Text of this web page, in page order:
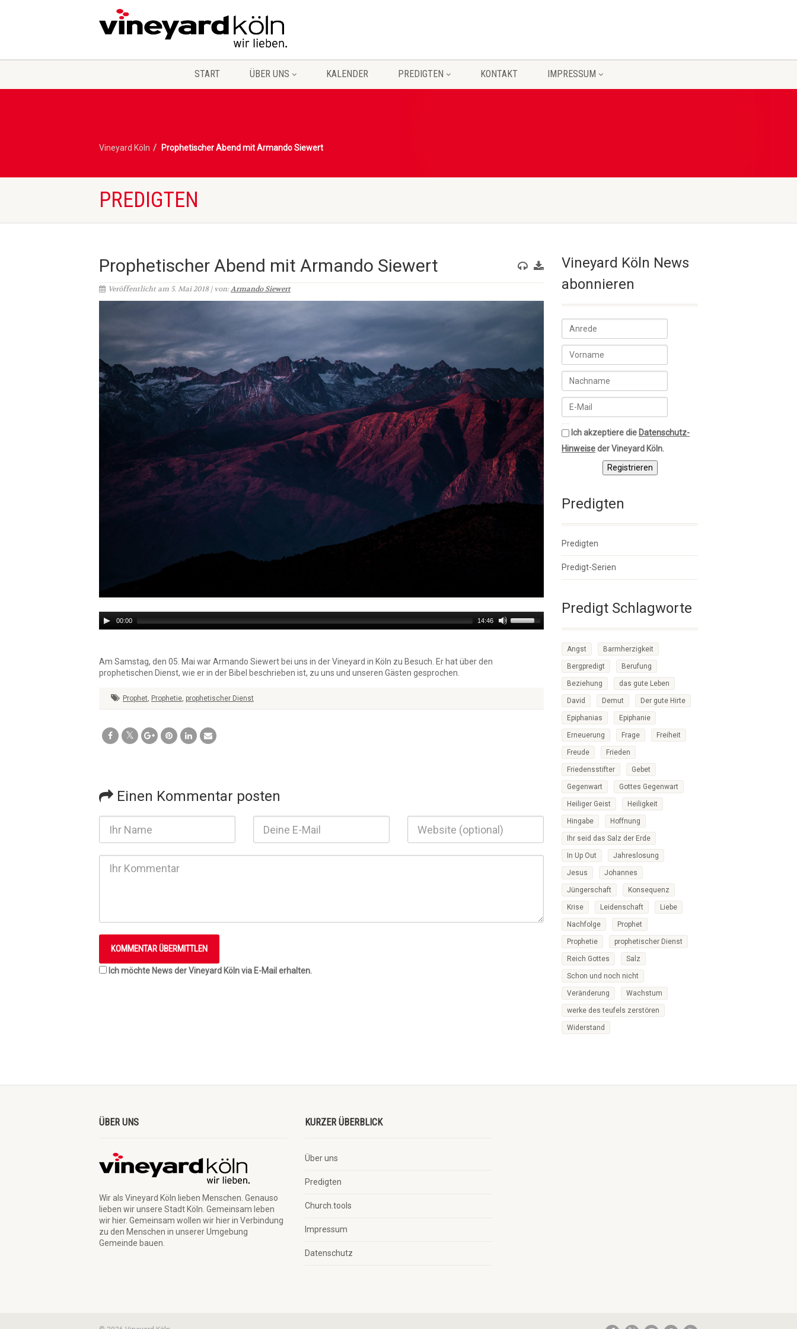
START ÜBER UNS KALENDER PREDIGTEN KONTAKT IMPRESSUM
Vineyard Köln Prophetischer Abend mit Armando Siewert
PREDIGTEN
Prophetischer Abend mit Armando Siewert
Veröffentlicht am 5. Mai 2018 | von:Armando Siewert
Audio
Player
00:00 14:46
Use
Up/Down
volume.
Am Samstag, den 05. Mai war Armando Siewert bei uns in der Vineyard in Köln zu Besuch. Er hat über den
prophetischen Dienst, wie er in der Bibel beschrieben ist, zu uns und unseren Gästen gesprochen.
Prophet, Prophetie, prophetischer Dienst
Einen Kommentar posten
Ich möchte News der Vineyard Köln via E-Mail erhalten.
Vineyard Köln News
abonnieren
Ich akzeptiere die Datenschutz-
Hinweiseder Vineyard Köln.
Registrieren
Predigten
Predigten
Predigt-Serien
Predigt Schlagworte
Angst Barmherzigkeit
Bergpredigt Berufung
Beziehung das gute Leben
David Demut Der gute Hirte
Epiphanias Epiphanie
Erneuerung Frage Freiheit
Freude Frieden
Friedensstifter Gebet
Gegenwart Gottes Gegenwart
Heiliger Geist Heiligkeit
Hingabe Hoffnung
Ihr seid das Salz der Erde
In Up Out Jahreslosung
Jesus Johannes
Jüngerschaft Konsequenz
Krise Leidenschaft Liebe
Nachfolge Prophet
Prophetie prophetischer Dienst
Reich Gottes Salz
Schon und noch nicht
Veränderung Wachstum
werke des teufels zerstören
Widerstand
ÜBER UNS
Wir als Vineyard Köln lieben Menschen. Genauso
lieben wir unsere Stadt Köln. Gemeinsam leben
wir hier. Gemeinsam wollen wir hier in Verbindung
zu den Menschen in unserer Umgebung
Gemeinde bauen.
KURZER ÜBERBLICK
Über uns
Predigten
Church.tools
Impressum
Datenschutz